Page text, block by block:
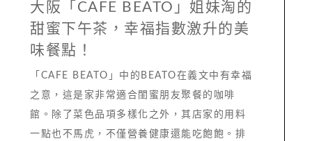
大阪「CAFE BEATO」姐妹淘的
甜蜜下午茶，幸福指數激升的美
味餐點！
「CAFE BEATO」中的BEATO在義文中有幸福
之意，這是家非常適合閨蜜朋友聚餐的咖啡
館。除了菜色品項多樣化之外，其店家的用料
一點也不馬虎，不僅營養健康還能吃飽飽。排